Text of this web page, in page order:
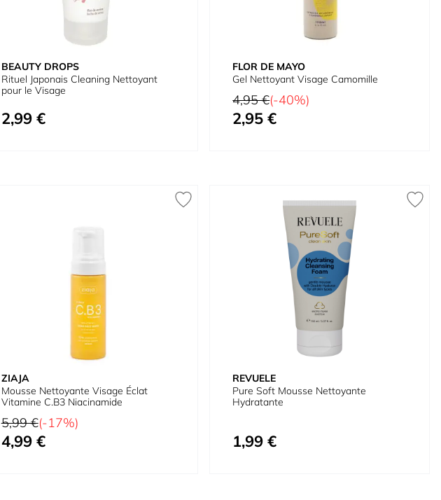
BEAUTY DROPS
Rituel Japonais Cleaning Nettoyant
pour le Visage
2,99 €
FLOR DE MAYO
Gel Nettoyant Visage Camomille
Prix normal
4,95 €(-40%)
Prix spécial
2,95 €
ZIAJA
Mousse Nettoyante Visage Éclat
Vitamine C.B3 Niacinamide
Prix normal
5,99 €(-17%)
Prix spécial
4,99 €
REVUELE
Pure Soft Mousse Nettoyante
Hydratante
1,99 €